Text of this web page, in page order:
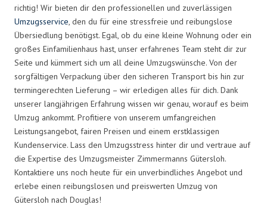
richtig! Wir bieten dir den professionellen und zuverlässigen
Umzugsservice, den du für eine stressfreie und reibungslose
Übersiedlung benötigst. Egal, ob du eine kleine Wohnung oder ein
großes Einfamilienhaus hast, unser erfahrenes Team steht dir zur
Seite und kümmert sich um all deine Umzugswünsche. Von der
sorgfältigen Verpackung über den sicheren Transport bis hin zur
termingerechten Lieferung – wir erledigen alles für dich. Dank
unserer langjährigen Erfahrung wissen wir genau, worauf es beim
Umzug ankommt. Profitiere von unserem umfangreichen
Leistungsangebot, fairen Preisen und einem erstklassigen
Kundenservice. Lass den Umzugsstress hinter dir und vertraue auf
die Expertise des Umzugsmeister Zimmermanns Gütersloh.
Kontaktiere uns noch heute für ein unverbindliches Angebot und
erlebe einen reibungslosen und preiswerten Umzug von
Gütersloh nach Douglas!